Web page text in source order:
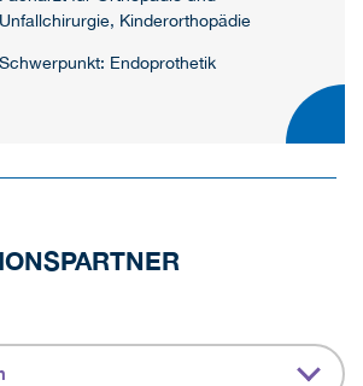
Unfallchirurgie, Kinderorthopädie
Schwerpunkt: Endoprothetik